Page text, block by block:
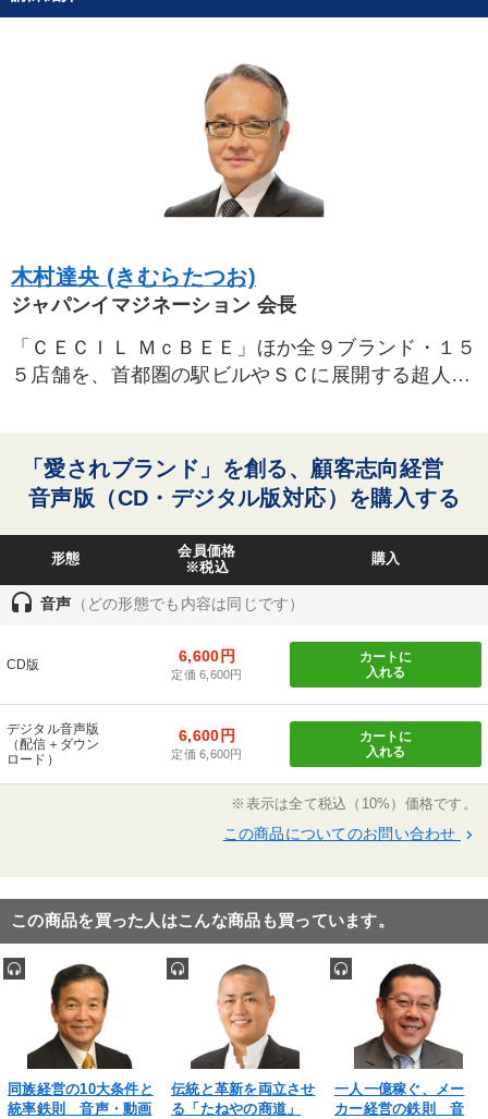
すべての音声・動画（全2076タイトル）からお探しいただけます
交渉 創業者 SNS活用
販売戦略 企業再建 理念・パーパス 相続・事業承継
節税 営業力強化 スポーツ関連 賃金制度
プロ経営者 リピート
※「更新」を押すと「タグ・キーワード」を更新いただけます。
木村達央 (きむらたつお)
ジャパンイマジネーション 会長
「ＣＥＣＩＬ ＭｃＢＥＥ」ほか全９ブランド・１５
５店舗を、首都圏の駅ビルやＳＣに展開する超人気
「愛されブランド」を創る、顧客志向経営
音声版（CD・デジタル版対応）を購入する
形態
会員価格
※税込
購入
headset 音声 （どの形態でも内容は同じです）
CD版 6,600円
定価 6,600円
カートに
入れる
デジタル音声版
（配信＋ダウン
ロード）
6,600円
定価 6,600円
カートに
入れる
※表示は全て税込（10%）価格です。
この商品についてのお問い合わせ keyboard_arrow_right
この商品を買った人はこんな商品も買っています。
同族経営の10大条件と
統率鉄則 音声・動画
伝統と革新を両立させ
る「たねやの商道」
一人一億稼ぐ、メー
カー経営の鉄則 音